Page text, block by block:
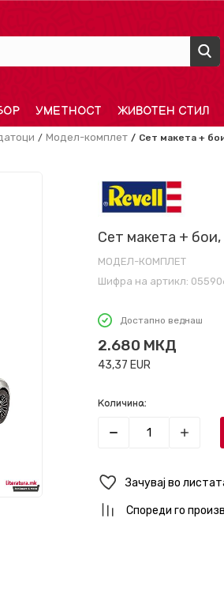
УМЕТНОСТ ЖИВОТЕН СТИЛ
Модел-комплет Сет макета +
Сет макета + бои,
МОДЕЛ-КОМПЛЕТ
Шифра на артикл:
Достапно веднаш
2.680 МКД
43,37 EUR
Количина:
Зачувај во
Спореди го